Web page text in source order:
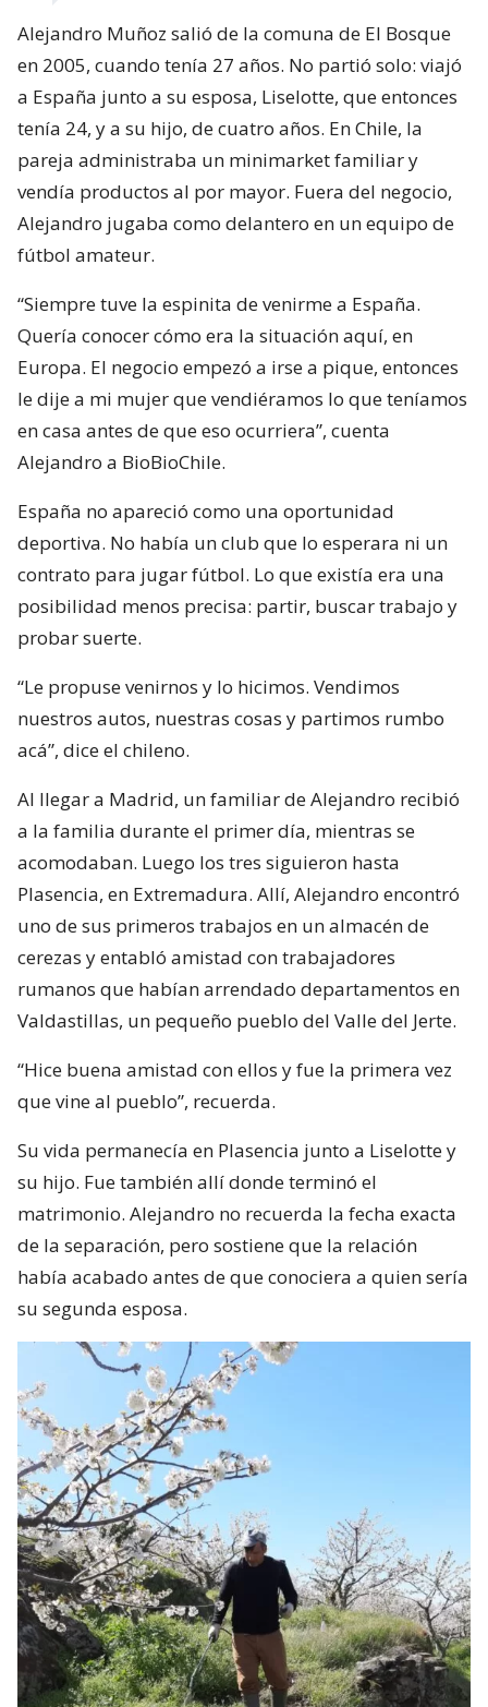
Alejandro Muñoz salió de la comuna de El Bosque
en 2005, cuando tenía 27 años. No partió solo: viajó
a España junto a su esposa, Liselotte, que entonces
tenía 24, y a su hijo, de cuatro años. En Chile, la
pareja administraba un minimarket familiar y
vendía productos al por mayor. Fuera del negocio,
Alejandro jugaba como delantero en un equipo de
fútbol amateur.
“Siempre tuve la espinita de venirme a España.
Quería conocer cómo era la situación aquí, en
Europa. El negocio empezó a irse a pique, entonces
le dije a mi mujer que vendiéramos lo que teníamos
en casa antes de que eso ocurriera”, cuenta
Alejandro a BioBioChile.
España no apareció como una oportunidad
deportiva. No había un club que lo esperara ni un
contrato para jugar fútbol. Lo que existía era una
posibilidad menos precisa: partir, buscar trabajo y
probar suerte.
“Le propuse venirnos y lo hicimos. Vendimos
nuestros autos, nuestras cosas y partimos rumbo
acá”, dice el chileno.
Al llegar a Madrid, un familiar de Alejandro recibió
a la familia durante el primer día, mientras se
acomodaban. Luego los tres siguieron hasta
Plasencia, en Extremadura. Allí, Alejandro encontró
uno de sus primeros trabajos en un almacén de
cerezas y entabló amistad con trabajadores
rumanos que habían arrendado departamentos en
Valdastillas, un pequeño pueblo del Valle del Jerte.
“Hice buena amistad con ellos y fue la primera vez
que vine al pueblo”, recuerda.
Su vida permanecía en Plasencia junto a Liselotte y
su hijo. Fue también allí donde terminó el
matrimonio. Alejandro no recuerda la fecha exacta
de la separación, pero sostiene que la relación
había acabado antes de que conociera a quien sería
su segunda esposa.